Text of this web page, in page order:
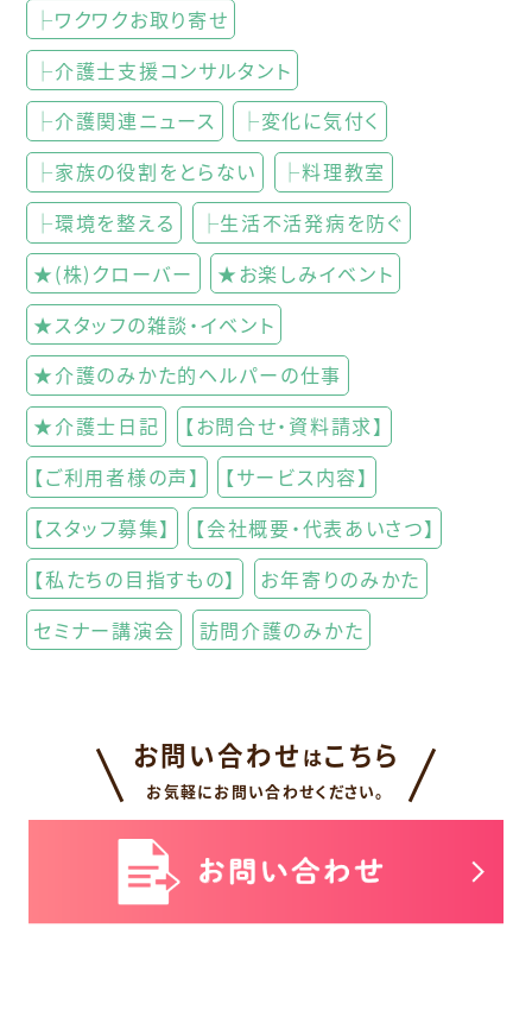
├ワクワクお取り寄せ
├介護士支援コンサルタント
├介護関連ニュース
├変化に気付く
├家族の役割をとらない
├料理教室
├環境を整える
├生活不活発病を防ぐ
★(株)クローバー
★お楽しみイベント
★スタッフの雑談・イベント
★介護のみかた的ヘルパーの仕事
★介護士日記
【お問合せ・資料請求】
【ご利用者様の声】
【サービス内容】
【スタッフ募集】
【会社概要・代表あいさつ】
【私たちの目指すもの】
お年寄りのみかた
セミナー講演会
訪問介護のみかた
お問い合わせ はこちら
お気軽にお問い合わせください。